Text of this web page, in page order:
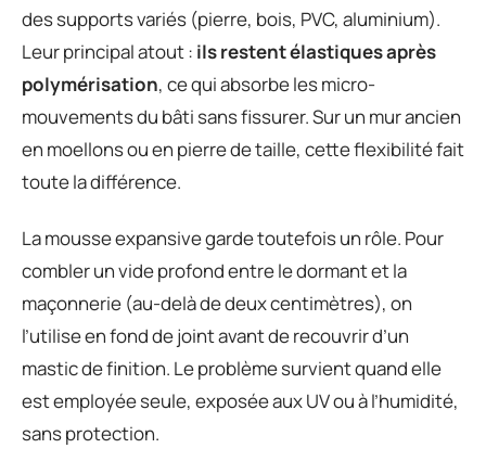
des supports variés (pierre, bois, PVC, aluminium).
Leur principal atout : ils restent élastiques après
polymérisation, ce qui absorbe les micro-
mouvements du bâti sans fissurer. Sur un mur ancien
en moellons ou en pierre de taille, cette flexibilité fait
toute la différence.
La mousse expansive garde toutefois un rôle. Pour
combler un vide profond entre le dormant et la
maçonnerie (au-delà de deux centimètres), on
l’utilise en fond de joint avant de recouvrir d’un
mastic de finition. Le problème survient quand elle
est employée seule, exposée aux UV ou à l’humidité,
sans protection.